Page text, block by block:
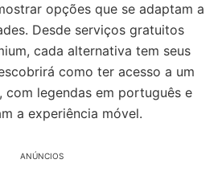
opções que se adaptam a
Desde serviços gratuitos
cada alternativa tem seus
como ter acesso a um
, com legendas em português e
a experiência móvel.
ANÚNCIOS